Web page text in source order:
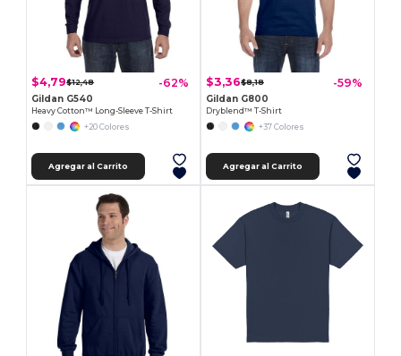
$4,79$12,48 -62%
Gildan G540
Heavy Cotton™ Long-Sleeve T-Shirt
+20 Colores
Agregar al Carrito
$3,36$8,18 -59%
Gildan G800
Dryblend™ T-Shirt
+37 Colores
Agregar al Carrito